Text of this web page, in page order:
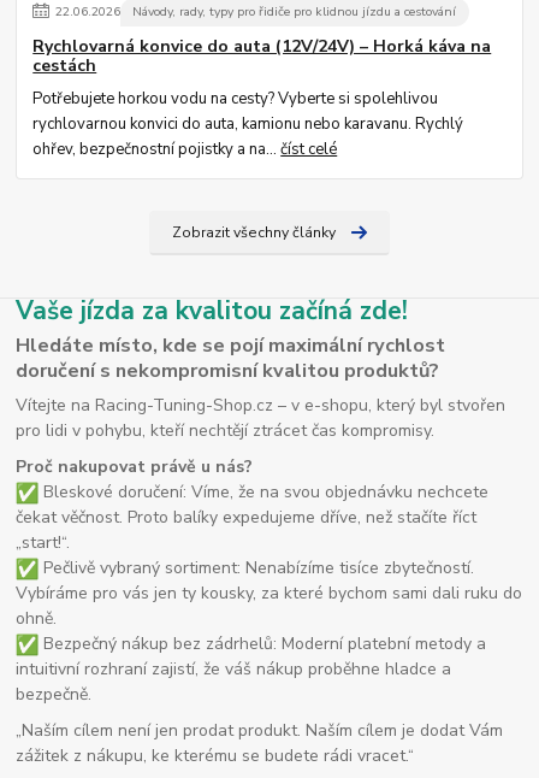
22.06.2026 Návody, rady, typy pro řidiče pro klidnou jízdu a cestování
Rychlovarná konvice do auta (12V/24V) – Horká káva na
cestách
Potřebujete horkou vodu na cesty? Vyberte si spolehlivou
rychlovarnou konvici do auta, kamionu nebo karavanu. Rychlý
ohřev, bezpečnostní pojistky a na...číst celé
Zobrazit všechny články
Vaše jízda za kvalitou začíná zde!
Hledáte místo, kde se pojí maximální rychlost
doručení s nekompromisní kvalitou produktů?
Vítejte na Racing-Tuning-Shop.cz – v e-shopu, který byl stvořen
pro lidi v pohybu, kteří nechtějí ztrácet čas kompromisy.
Proč nakupovat právě u nás?
Bleskové doručení: Víme, že na svou objednávku nechcete
čekat věčnost. Proto balíky expedujeme dříve, než stačíte říct
„start!“.
Pečlivě vybraný sortiment: Nenabízíme tisíce zbytečností.
Vybíráme pro vás jen ty kousky, za které bychom sami dali ruku do
ohně.
Bezpečný nákup bez zádrhelů: Moderní platební metody a
intuitivní rozhraní zajistí, že váš nákup proběhne hladce a
bezpečně.
„Naším cílem není jen prodat produkt. Naším cílem je dodat Vám
zážitek z nákupu, ke kterému se budete rádi vracet.“